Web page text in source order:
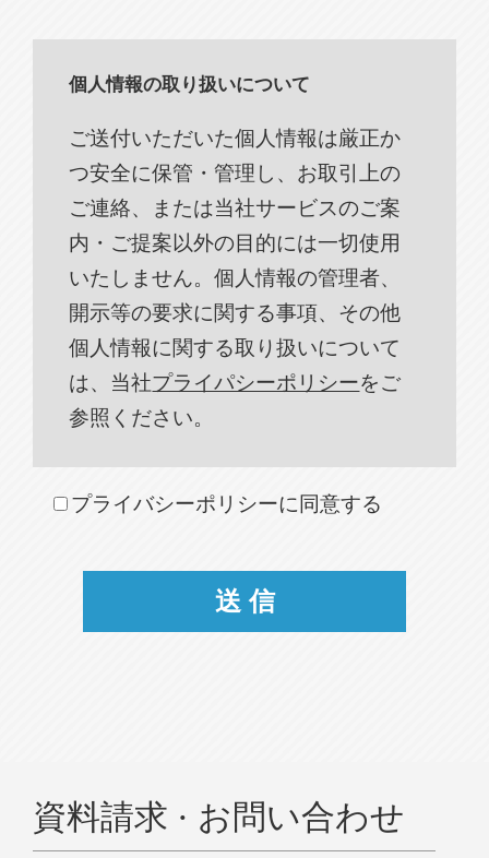
個人情報の取り扱いについて
ご送付いただいた個人情報は厳正か
つ安全に保管・管理し、お取引上の
ご連絡、または当社サービスのご案
内・ご提案以外の目的には一切使用
いたしません。個人情報の管理者、
開示等の要求に関する事項、その他
個人情報に関する取り扱いについて
は、当社プライパシーポリシーをご
参照ください。
プライバシーポリシーに同意する
資料請求 · お問い合わせ